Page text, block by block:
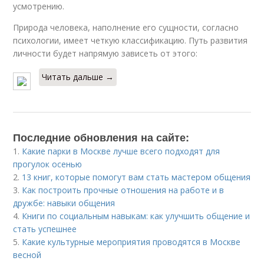
усмотрению.
Природа человека, наполнение его сущности, согласно
психологии, имеет четкую классификацию. Путь развития
личности будет напрямую зависеть от этого:
Читать дальше →
Последние обновления на сайте:
1. Какие парки в Москве лучше всего подходят для
прогулок осенью
2. 13 книг, которые помогут вам стать мастером общения
3. Как построить прочные отношения на работе и в
дружбе: навыки общения
4. Книги по социальным навыкам: как улучшить общение и
стать успешнее
5. Какие культурные мероприятия проводятся в Москве
весной